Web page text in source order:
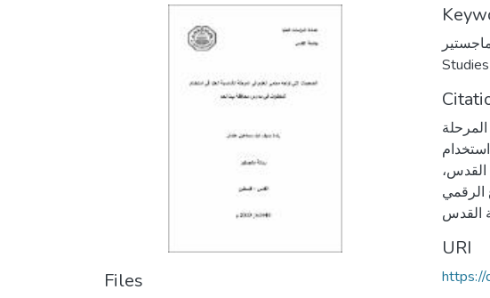
Files
Studies
في المرحلة
URI
https://